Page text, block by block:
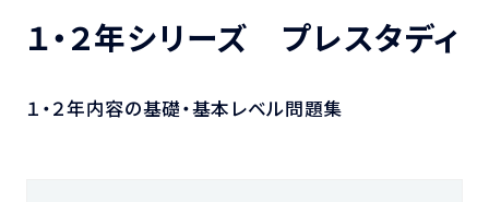
１・２年シリーズ プレスタディ
１・２年内容の基礎・基本レベル問題集